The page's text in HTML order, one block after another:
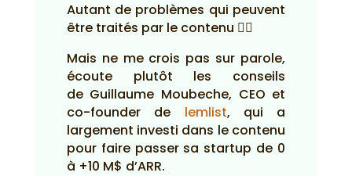
Autant de problèmes qui peuvent
être traités par le contenu 🤷‍♂️
Mais ne me crois pas sur parole,
écoute plutôt les conseils
de Guillaume Moubeche, CEO et
co-founder de lemlist, qui a
largement investi dans le contenu
pour faire passer sa startup de 0
à +10 M$ d’ARR.